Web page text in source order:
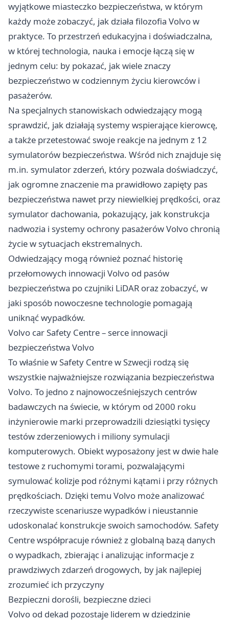
wyjątkowe miasteczko bezpieczeństwa, w którym
każdy może zobaczyć, jak działa filozofia Volvo w
praktyce. To przestrzeń edukacyjna i doświadczalna,
w której technologia, nauka i emocje łączą się w
jednym celu: by pokazać, jak wiele znaczy
bezpieczeństwo w codziennym życiu kierowców i
pasażerów.
Na specjalnych stanowiskach odwiedzający mogą
sprawdzić, jak działają systemy wspierające kierowcę,
a także przetestować swoje reakcje na jednym z 12
symulatorów bezpieczeństwa. Wśród nich znajduje się
m.in. symulator zderzeń, który pozwala doświadczyć,
jak ogromne znaczenie ma prawidłowo zapięty pas
bezpieczeństwa nawet przy niewielkiej prędkości, oraz
symulator dachowania, pokazujący, jak konstrukcja
nadwozia i systemy ochrony pasażerów Volvo chronią
życie w sytuacjach ekstremalnych.
Odwiedzający mogą również poznać historię
przełomowych innowacji Volvo od pasów
bezpieczeństwa po czujniki LiDAR oraz zobaczyć, w
jaki sposób nowoczesne technologie pomagają
uniknąć wypadków.
Volvo car Safety Centre – serce innowacji
bezpieczeństwa Volvo
To właśnie w Safety Centre w Szwecji rodzą się
wszystkie najważniejsze rozwiązania bezpieczeństwa
Volvo. To jedno z najnowocześniejszych centrów
badawczych na świecie, w którym od 2000 roku
inżynierowie marki przeprowadzili dziesiątki tysięcy
testów zderzeniowych i miliony symulacji
komputerowych. Obiekt wyposażony jest w dwie hale
testowe z ruchomymi torami, pozwalającymi
symulować kolizje pod różnymi kątami i przy różnych
prędkościach. Dzięki temu Volvo może analizować
rzeczywiste scenariusze wypadków i nieustannie
udoskonalać konstrukcje swoich samochodów. Safety
Centre współpracuje również z globalną bazą danych
o wypadkach, zbierając i analizując informacje z
prawdziwych zdarzeń drogowych, by jak najlepiej
zrozumieć ich przyczyny
Bezpieczni dorośli, bezpieczne dzieci
Volvo od dekad pozostaje liderem w dziedzinie